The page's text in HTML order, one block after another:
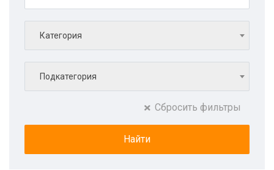
Категория
Подкатегория
Сбросить фильтры